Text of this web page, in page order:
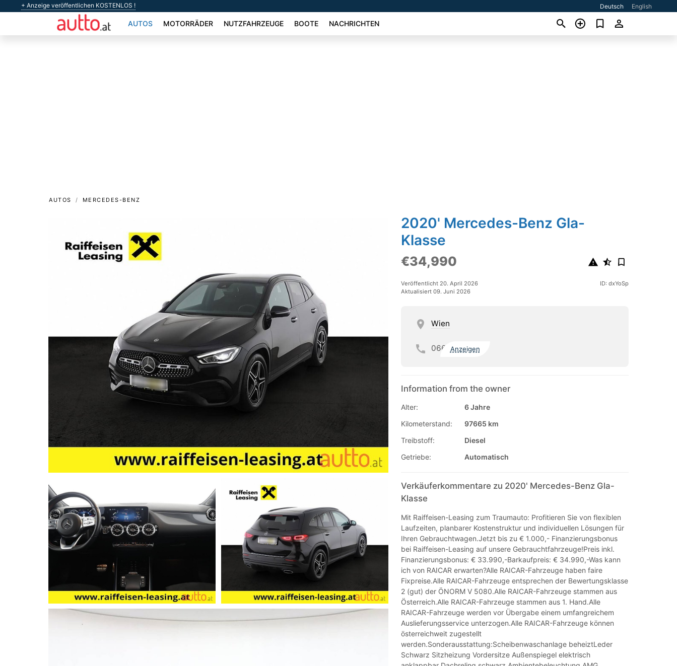
+ Anzeige veröffentlichen KOSTENLOS ! Deutsch English
AUTOS MOTORRÄDER NUTZFAHRZEUGE BOOTE NACHRICHTEN
AUTOS MERCEDES-BENZ
2020' Mercedes-Benz Gla-
Klasse
€34,990
Veröffentlicht 20. April 2026
Aktualisiert 09. Juni 2026
ID: dxYoSp
Wien
066 Anzeigen
Information from the owner
Alter:
6 Jahre
Kilometerstand:
97665 km
Treibstoff:
Diesel
Getriebe:
Automatisch
Verkäuferkommentare zu 2020' Mercedes-Benz Gla-
Klasse
Mit Raiffeisen-Leasing zum Traumauto: Profitieren Sie von flexiblen
Laufzeiten, planbarer Kostenstruktur und individuellen Lösungen für
Ihren Gebrauchtwagen.Jetzt bis zu € 1.000,- Finanzierungsbonus
bei Raiffeisen-Leasing auf unsere Gebrauchtfahrzeuge!Preis inkl.
Finanzierungsbonus: € 33.990,-Barkaufpreis: € 34.990,-Was kann
ich von RAICAR erwarten?Alle RAICAR-Fahrzeuge haben faire
Fixpreise.Alle RAICAR-Fahrzeuge entsprechen der Bewertungsklasse
2 (gut) der ÖNORM V 5080.Alle RAICAR-Fahrzeuge stammen aus
Österreich.Alle RAICAR-Fahrzeuge stammen aus 1. Hand.Alle
RAICAR-Fahrzeuge werden vor Übergabe einem umfangreichem
Auslieferungsservice unterzogen.Alle RAICAR-Fahrzeuge können
österreichweit zugestellt
werden.Sonderausstattung:Scheibenwaschanlage beheiztLeder
Schwarz Sitzheizung Vordersitze Außenspiegel elektrisch